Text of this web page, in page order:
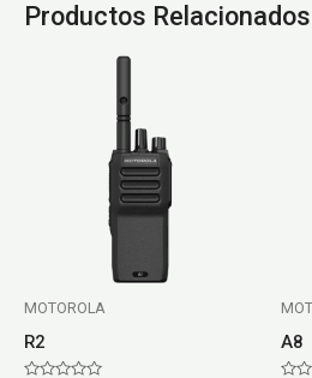
Productos Relacionados
MOTOROLA
R2 A8